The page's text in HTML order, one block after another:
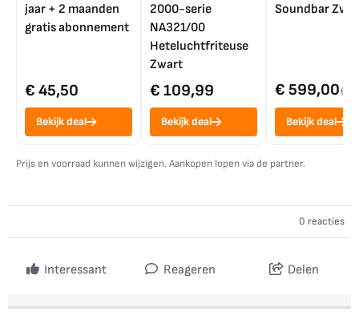
jaar + 2 maanden
gratis abonnement
€ 45,50
Bekijk deal
2000-serie
NA321/00
Heteluchtfriteuse
Zwart
€ 109,99
Bekijk deal
Soundbar
€ 599,00€
Bekijk deal
Prijs en voorraad kunnen wijzigen. Aankopen lopen via de partner.
0 reacties
Interessant Reageren Delen